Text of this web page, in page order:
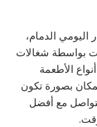
الدمام،
بواسطة شغالات
الأطعمة
بصورة تكون
مع أفضل